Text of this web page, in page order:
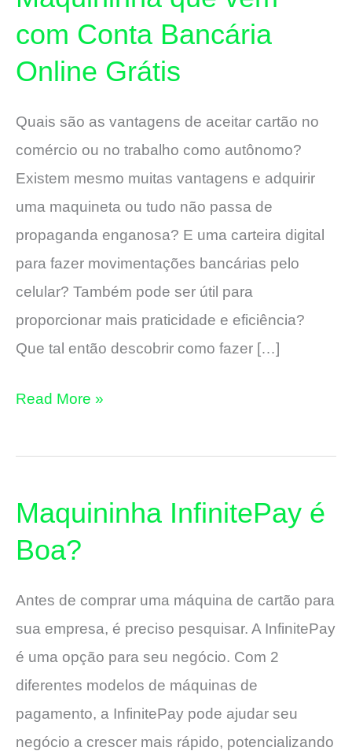
com Conta Bancária
Online Grátis
Quais são as vantagens de aceitar cartão no
comércio ou no trabalho como autônomo?
Existem mesmo muitas vantagens e adquirir
uma maquineta ou tudo não passa de
propaganda enganosa? E uma carteira digital
para fazer movimentações bancárias pelo
celular? Também pode ser útil para
proporcionar mais praticidade e eficiência?
Que tal então descobrir como fazer […]
Maquininha
vem
Conta
Bancária
Grátis
Read More »
Maquininha InfinitePay é
Boa?
Antes de comprar uma máquina de cartão para
sua empresa, é preciso pesquisar. A InfinitePay
é uma opção para seu negócio. Com 2
diferentes modelos de máquinas de
pagamento, a InfinitePay pode ajudar seu
negócio a crescer mais rápido, potencializando